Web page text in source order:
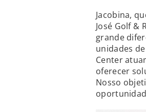
Jacobina,
José Golf &
grande
unidades
Center
oferecer
Nosso